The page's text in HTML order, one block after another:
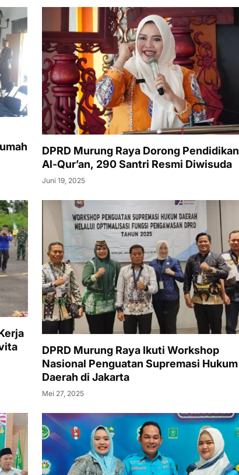
DPRD Murung Raya Dorong Pendidikan
Al-Qur’an, 290 Santri Resmi Diwisuda
Juni 19, 2025
DPRD Murung Raya Ikuti Workshop
Nasional Penguatan Supremasi Hukum
Daerah di Jakarta
Mei 27, 2025